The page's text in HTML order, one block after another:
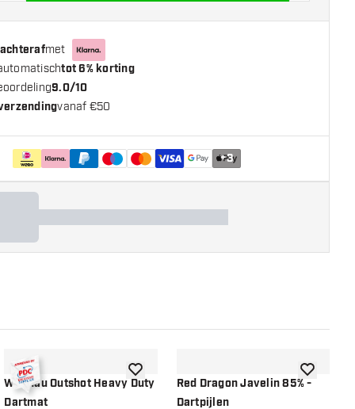
met
tot 6% korting
9.0/10
vanaf €50
+3
aan verlanglijst
Winmau Outshot Heavy Duty
Dartmat
toevoegen aan verlanglijst
Red Dragon Javelin 85% -
Dartpijlen